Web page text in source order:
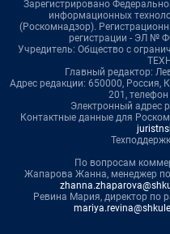
Зарегистрировано
информационных
(Роскомнадзор).
регистрации - ЭЛ №
Учредитель: Общество с
Главный редактор:
Адрес редакции: 650000, Россия,
201,
Электронный адрес
Контактные данные для
По вопросам
Жапарова Жанна, менеджер
Ревина Мария, директор по